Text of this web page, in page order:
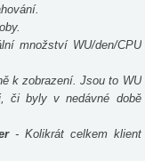
množství WU/den/CPU
k zobrazení. Jsou to WU
či byly v nedávné době
- Kolikrát celkem klient